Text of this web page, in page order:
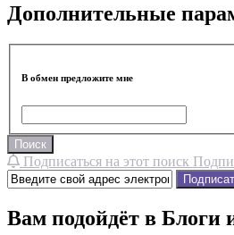
Дополнительные
В обмен предложите мне
Поиск
Подписаться на этот поиск
Вам подойдёт в Блоги